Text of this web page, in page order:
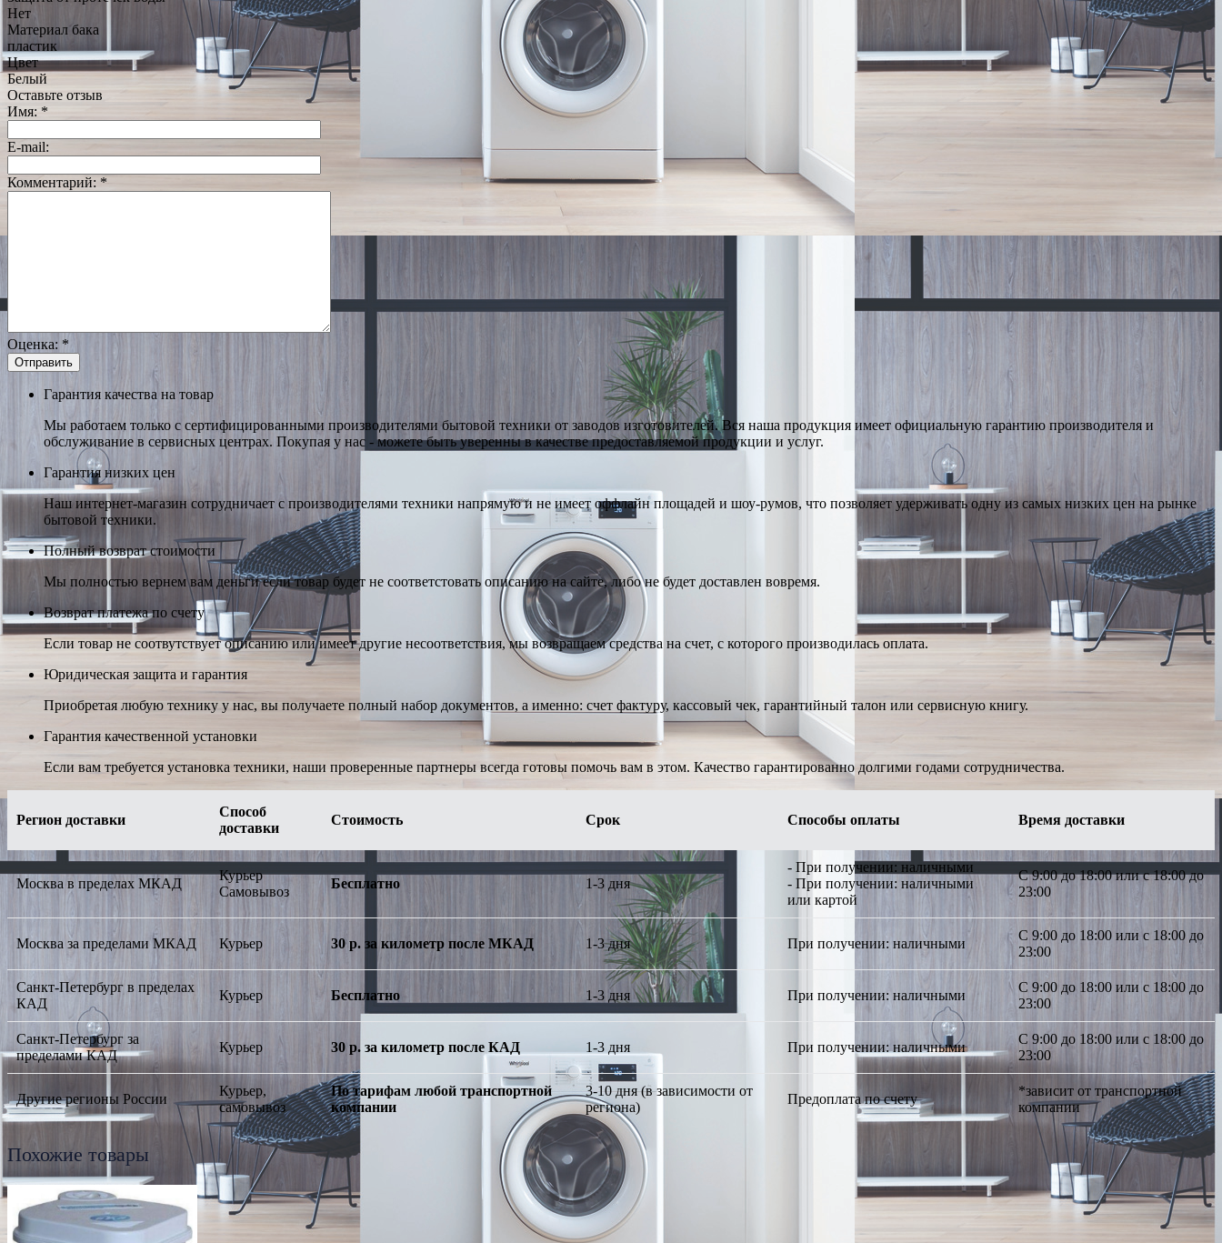
Нет
Материал бака
пластик
Цвет
Белый
Оставьте отзыв
Имя: *
E-mail:
Комментарий: *
Оценка: *
Гарантия качества на товар
Мы работаем только с сертифицированными производителями бытовой техники от заводов изготовителей. Вся наша продукция имеет официальную гарантию производителя и
обслуживание в сервисных центрах. Покупая у нас - можете быть уверенны в качестве предоставляемой продукции и услуг.
Гарантия низких цен
Наш интернет-магазин сотрудничает с производителями техники напрямую и не имеет оффлайн площадей и шоу-румов, что позволяет удерживать одну из самых низких цен на рынке
бытовой техники.
Полный возврат стоимости
Мы полностью вернем вам деньги если товар будет не соответстовать описанию на сайте, либо не будет доставлен вовремя.
Возврат платежа по счету
Если товар не соотвутствует описанию или имеет другие несоответствия, мы возвращаем средства на счет, с которого производилась оплата.
Юридическая защита и гарантия
Приобретая любую технику у нас, вы получаете полный набор документов, а именно: счет фактуру, кассовый чек, гарантийный талон или сервисную книгу.
Гарантия качественной установки
Если вам требуется установка техники, наши проверенные партнеры всегда готовы помочь вам в этом. Качество гарантированно долгими годами сотрудничества.
Регион доставки
Способ
доставки
Стоимость Срок Способы оплаты Время доставки
Москва в пределах МКАД
Курьер
Самовывоз
Бесплатно 1-3 дня
- При получении: наличными
- При получении: наличными
или картой
С 9:00 до 18:00 или с 18:00 до
23:00
Москва за пределами МКАД Курьер 30 р. за километр после МКАД 1-3 дня При получении: наличными
С 9:00 до 18:00 или с 18:00 до
23:00
Санкт-Петербург в пределах
КАД
Курьер Бесплатно 1-3 дня При получении: наличными
С 9:00 до 18:00 или с 18:00 до
23:00
Санкт-Петербург за
пределами КАД
Курьер 30 р. за километр после КАД 1-3 дня При получении: наличными
С 9:00 до 18:00 или с 18:00 до
23:00
Другие регионы России
Курьер,
самовывоз
По тарифам любой транспортной
компании
3-10 дня (в зависимости от
региона)
Предоплата по счету
*зависит от транспортной
компании
Похожие товары